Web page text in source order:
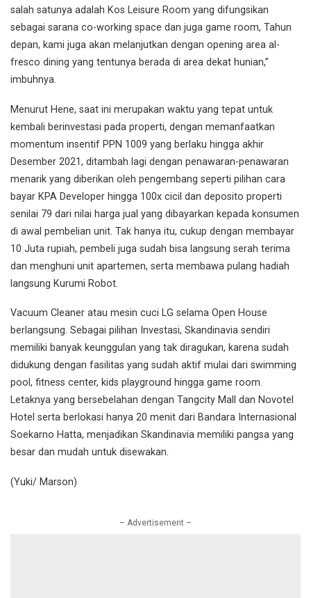
salah satunya adalah Kos Leisure Room yang difungsikan
sebagai sarana co-working space dan juga game room, Tahun
depan, kami juga akan melanjutkan dengan opening area al-
fresco dining yang tentunya berada di area dekat hunian,”
imbuhnya.
Menurut Hene, saat ini merupakan waktu yang tepat untuk
kembali berinvestasi pada properti, dengan memanfaatkan
momentum insentif PPN 1009 yang berlaku hingga akhir
Desember 2021, ditambah lagi dengan penawaran-penawaran
menarik yang diberikan oleh pengembang seperti pilihan cara
bayar KPA Developer hingga 100x cicil dan deposito properti
senilai 79 dari nilai harga jual yang dibayarkan kepada konsumen
di awal pembelian unit. Tak hanya itu, cukup dengan membayar
10 Juta rupiah, pembeli juga sudah bisa langsung serah terima
dan menghuni unit apartemen, serta membawa pulang hadiah
langsung Kurumi Robot.
Vacuum Cleaner atau mesin cuci LG selama Open House
berlangsung. Sebagai pilihan Investasi, Skandinavia sendiri
memiliki banyak keunggulan yang tak diragukan, karena sudah
didukung dengan fasilitas yang sudah aktif mulai dari swimming
pool, fitness center, kids playground hingga game room.
Letaknya yang bersebelahan dengan Tangcity Mall dan Novotel
Hotel serta berlokasi hanya 20 menit dari Bandara Internasional
Soekarno Hatta, menjadikan Skandinavia memiliki pangsa yang
besar dan mudah untuk disewakan.
(Yuki/ Marson)
– Advertisement –